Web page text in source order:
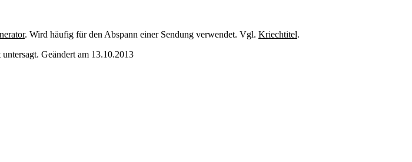
. Wird häufig für den Abspann einer Sendung verwendet. Vgl. Kriechtitel.
Geändert am 13.10.2013